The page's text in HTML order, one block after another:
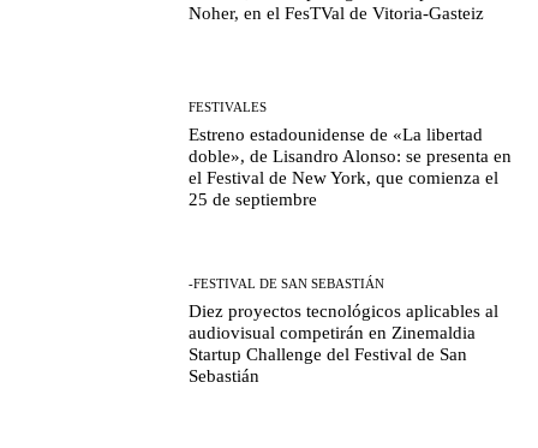
Noher, en el FesTVal de Vitoria-Gasteiz
FESTIVALES
Estreno estadounidense de «La libertad
doble», de Lisandro Alonso: se presenta en
el Festival de New York, que comienza el
25 de septiembre
-FESTIVAL DE SAN SEBASTIÁN
Diez proyectos tecnológicos aplicables al
audiovisual competirán en Zinemaldia
Startup Challenge del Festival de San
Sebastián